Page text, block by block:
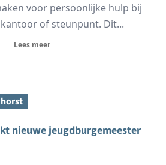
voor persoonlijke hulp bij
of steunpunt. Dit...
Lees meer
nieuwe jeugdburgemeester